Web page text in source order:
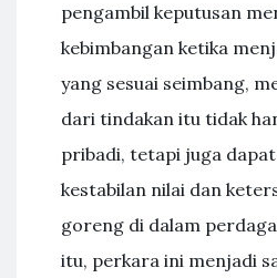
pengambil keputusan
kebimbangan ketika
yang sesuai seimbang,
dari tindakan itu tidak
pribadi, tetapi juga
kestabilan nilai dan
goreng di dalam
itu, perkara ini menjadi